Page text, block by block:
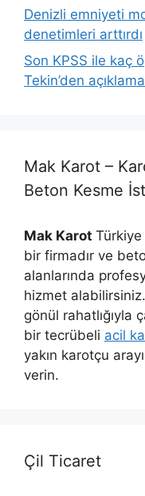
Denizli emniyeti
denetimleri arttırdı
Son KPSS ile kaç
Tekin’den
Mak Karot –
Beton Kesme
Mak Karot
bir firmadır ve
alanlarında
hizmet alabilirsiniz.
gönül rahatlığıyla
bir tecrübeli acil
yakın karotçu
verin.
Çil Ticaret